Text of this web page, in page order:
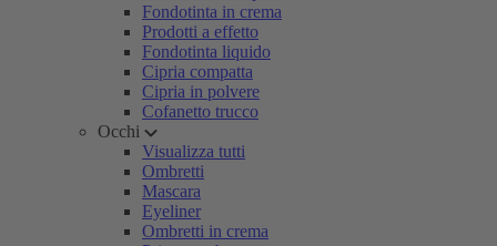
Fondotinta in crema
Prodotti a effetto
Fondotinta liquido
Cipria compatta
Cipria in polvere
Cofanetto trucco
Occhi
Visualizza tutti
Ombretti
Mascara
Eyeliner
Ombretti in crema